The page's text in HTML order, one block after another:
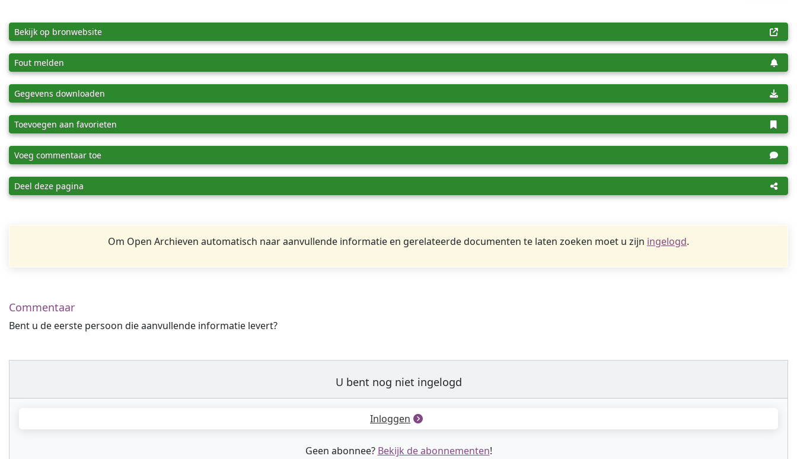
Bekijk op bronwebsite
Fout melden
Gegevens downloaden
Toevoegen aan favorieten
Voeg commentaar toe
Deel deze pagina
Om Open Archieven automatisch naar aanvullende informatie en gerelateerde documenten te laten zoeken moet u zijn ingelogd.
Commentaar
Bent u de eerste persoon die aanvullende informatie levert?
U bent nog niet ingelogd
Inloggen
Geen abonnee? Bekijk de abonnementen!